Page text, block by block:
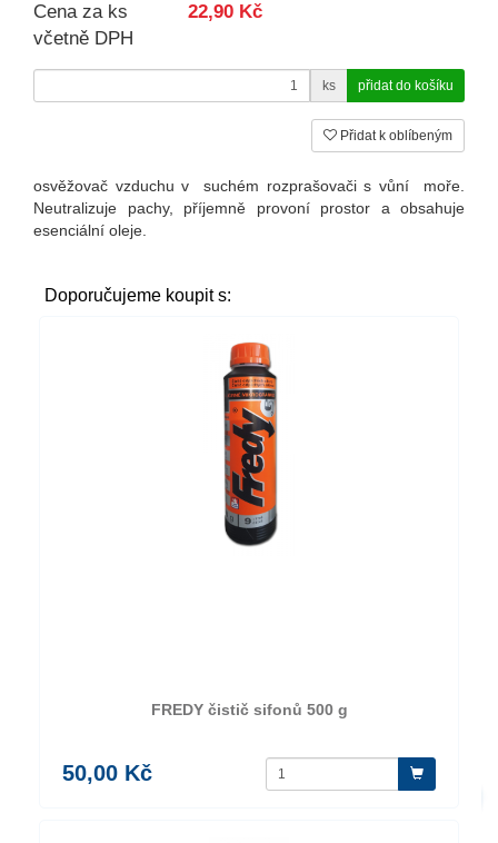
Cena za ks
včetně DPH
22,90 Kč
ks
Přidat k oblíbeným
osvěžovač vzduchu v suchém rozprašovači s vůní
moře.
Neutralizuje pachy, příjemně provoní prostor a obsahuje
esenciální oleje.
Doporučujeme koupit s:
FREDY čistič sifonů 500 g
50,00 Kč